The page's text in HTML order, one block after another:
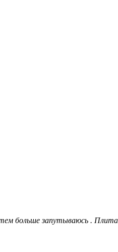
больше запутываюсь .